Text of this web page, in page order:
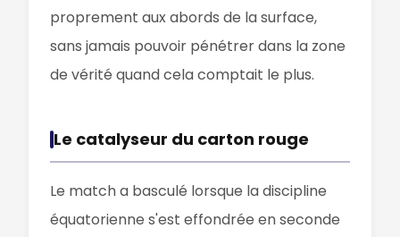
proprement aux abords de la surface,
sans jamais pouvoir pénétrer dans la zone
de vérité quand cela comptait le plus.
Le catalyseur du carton rouge
Le match a basculé lorsque la discipline
équatorienne s'est effondrée en seconde